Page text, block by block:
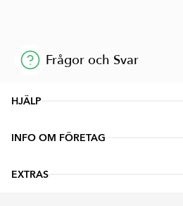
Frågor och Svar
HJÄLP
KUNDSERVICE
LEVERANSVILLKOR
INFO OM FÖRETAG
EXTRAS